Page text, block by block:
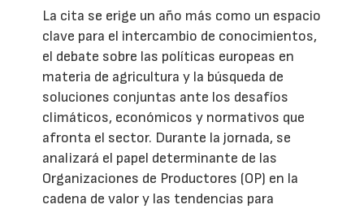
La cita se erige un año más como un espacio
clave para el intercambio de conocimientos,
el debate sobre las políticas europeas en
materia de agricultura y la búsqueda de
soluciones conjuntas ante los desafíos
climáticos, económicos y normativos que
afronta el sector. Durante la jornada, se
analizará el papel determinante de las
Organizaciones de Productores (OP) en la
cadena de valor y las tendencias para